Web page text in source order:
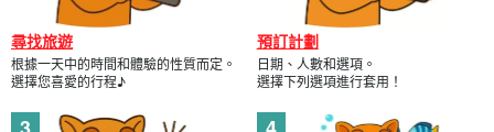
尋找旅遊
根據一天中的時間和體驗的性質而定。
選擇您喜愛的行程♪
預訂計劃
日期、人數和選項。
選擇下列選項進行套用！